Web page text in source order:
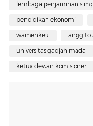
lembaga penjaminan
pendidikan ekonomi
wamenkeu anggito
universitas gadjah mada
ketua dewan komisioner